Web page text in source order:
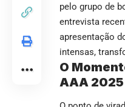
pelo grupo de
entrevista
apresentação
intensas,
O
AAA 2025